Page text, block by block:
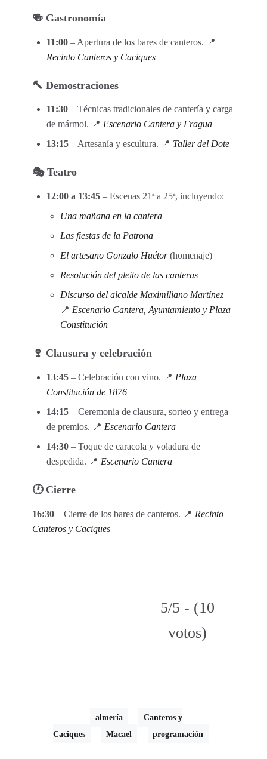
🍻 Gastronomía
11:00– Apertura de los bares de canteros. 📍
Recinto Canteros y Caciques
🔨 Demostraciones
11:30– Técnicas tradicionales de cantería y carga
de mármol. 📍 Escenario Cantera y Fragua
13:15– Artesanía y escultura. 📍 Taller del Dote
🎭 Teatro
12:00 a 13:45– Escenas 21ª a 25ª, incluyendo:
Una mañana en la cantera
Las fiestas de la Patrona
El artesano Gonzalo Huétor(homenaje)
Resolución del pleito de las canteras
Discurso del alcalde Maximiliano Martínez
📍 Escenario Cantera, Ayuntamiento y Plaza
Constitución
🍷 Clausura y celebración
13:45– Celebración con vino. 📍 Plaza
Constitución de 1876
14:15– Ceremonia de clausura, sorteo y entrega
de premios. 📍 Escenario Cantera
14:30– Toque de caracola y voladura de
despedida. 📍 Escenario Cantera
🕐 Cierre
16:30 – Cierre de los bares de canteros. 📍 Recinto
Canteros y Caciques
5/5 - (10
votos)
almería
Canteros y
Caciques
Macael programación